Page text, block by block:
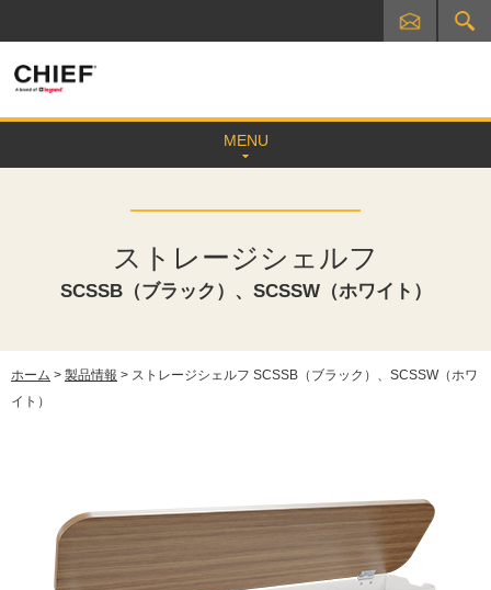
MENU
ストレージシェルフ
SCSSB（ブラック）、SCSSW（ホワイト）
ホーム > 製品情報 > ストレージシェルフ SCSSB（ブラック）、SCSSW（ホワ
イト）